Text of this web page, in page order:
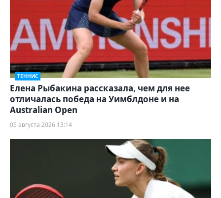
ТЕННИС
Елена Рыбакина рассказала, чем для нее
отличалась победа на Уимблдоне и на
Australian Open
05 августа 2026 13:14